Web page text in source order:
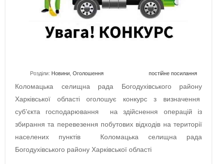
Розділи: Новини Оголошення постійне посилання
Коломацька селищна рада Богодухівського району
Харківської області оголошує конкурс з визначення
суб’єкта господарювання на здійснення операцій із
збирання та перевезення побутових відходів на території
населених пунктів Коломацька селищна рада
Богодухівського району Харківської області